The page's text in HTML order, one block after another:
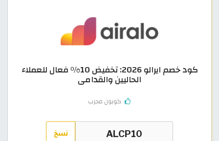
كود خصم ايرالو 2026: تخفيض 10% فعال للعملاء
الحاليين والقدامى
كوبون مجرب
نسخ